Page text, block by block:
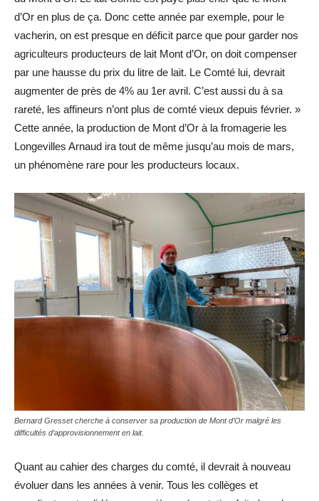
d’Or en plus de ça. Donc cette année par exemple, pour le
vacherin, on est presque en déficit parce que pour garder nos
agriculteurs producteurs de lait Mont d’Or, on doit compenser
par une hausse du prix du litre de lait. Le Comté lui, devrait
augmenter de près de 4% au 1er avril. C’est aussi du à sa
rareté, les affineurs n’ont plus de comté vieux depuis février. »
Cette année, la production de Mont d’Or à la fromagerie les
Longevilles Arnaud ira tout de même jusqu’au mois de mars,
un phénomène rare pour les producteurs locaux.
Bernard Gresset cherche à conserver sa production de Mont d’Or malgré les
difficultés d’approvisionnement en lait.
Quant au cahier des charges du comté, il devrait à nouveau
évoluer dans les années à venir. Tous les collèges et